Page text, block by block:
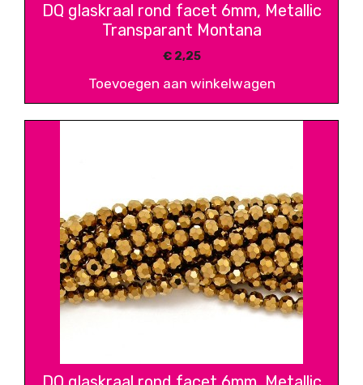
DQ glaskraal rond facet 6mm, Metallic
Transparant Montana
€2,25
Toevoegen aan winkelwagen